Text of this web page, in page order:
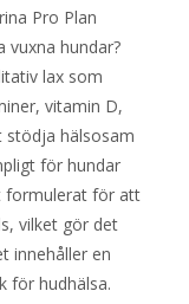
Pro Plan
vuxna hundar?
lax som
vitamin D,
hälsosam
för hundar
formulerat för att
vilket gör det
innehåller en
för hudhälsa.